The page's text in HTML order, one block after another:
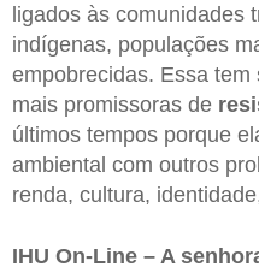
ligados às comunidades
indígenas, populações
empobrecidas. Essa
mais promissoras de
últimos tempos porque
ambiental com outros
renda, cultura,
IHU On-Line – A